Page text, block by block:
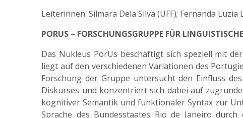
Leiterinnen: Silmara Dela Silva (UFF); Fernanda Luzia
PORUS – FORSCHUNGSGRUPPE FÜR
Das Nukleus PorUs beschäftigt sich speziell mit
liegt auf den verschiedenen Variationen des
Forschung der Gruppe untersucht den Einfluss
Diskurses und konzentriert sich dabei auf
kognitiver Semantik und funktionaler Syntax zur
Sprache des Bundesstaates Rio de Janeiro